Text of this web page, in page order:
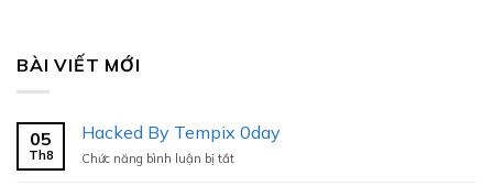
BÀI VIẾT MỚI
05
Th8
Hacked By Tempix 0day
Chức năng bình luận bị tắtở